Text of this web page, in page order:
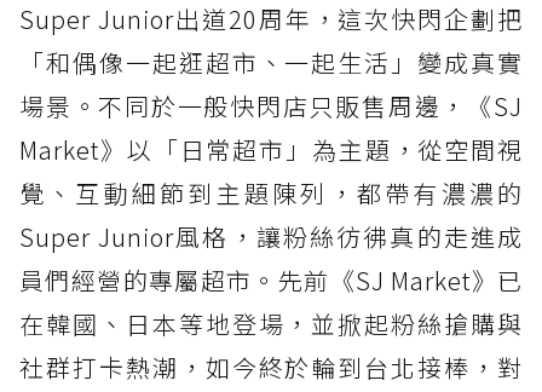
亮點3. 周邊區超欠買！糰子娃娃、盲抽小卡、
手燈套登場
亮點4. 台北限定商品太犯規！
亮點5. 入場禮、滿額贈都有驚喜！小卡、透卡
採隨機盲抽
Super Junior《SJ Market》快閃店資訊
Super Junior出道20周年，這次快閃企劃把
「和偶像一起逛超市、一起生活」變成真實
場景。不同於一般快閃店只販售周邊，《SJ
Market》以「日常超市」為主題，從空間視
覺、互動細節到主題陳列，都帶有濃濃的
Super Junior風格，讓粉絲彷彿真的走進成
員們經營的專屬超市。先前《SJ Market》已
在韓國、日本等地登場，並掀起粉絲搶購與
社群打卡熱潮，如今終於輪到台北接棒，對